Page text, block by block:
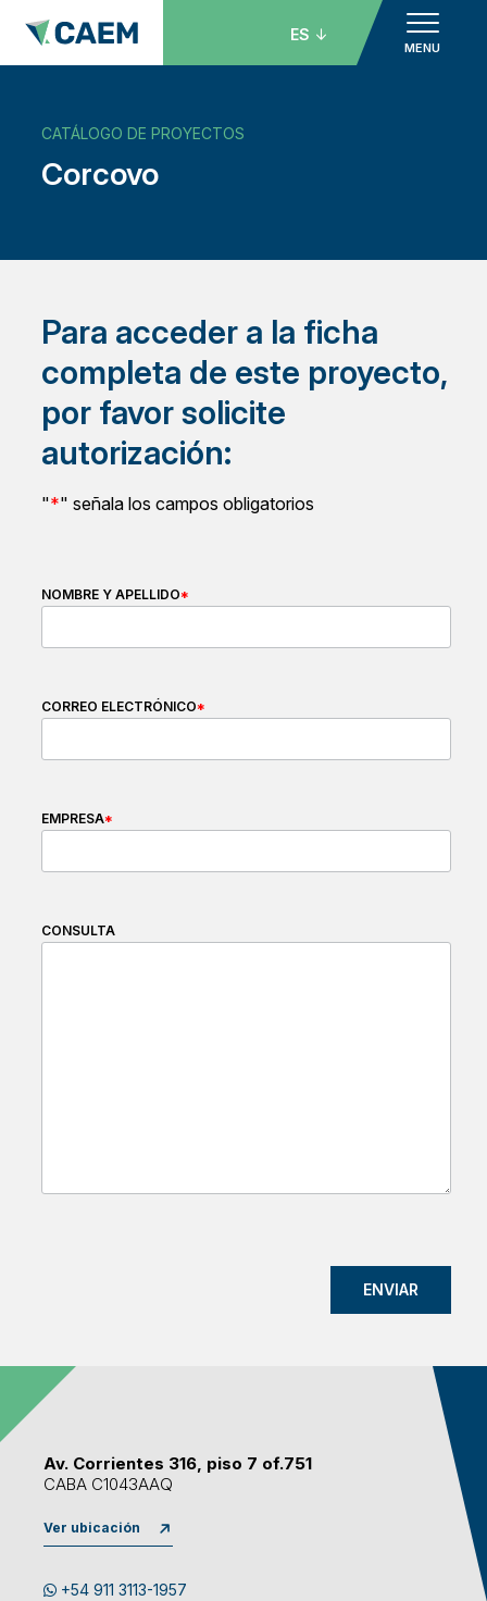
MENU
ES
CATÁLOGO DE PROYECTOS
Corcovo
Para acceder a la ficha
completa de este proyecto,
por favor solicite
autorización:
"*" señala los campos obligatorios
NOMBRE Y APELLIDO*
CORREO ELECTRÓNICO*
EMPRESA*
CONSULTA
Av. Corrientes 316, piso 7 of.751
CABA C1043AAQ
Ver ubicación
+54 911 3113-1957